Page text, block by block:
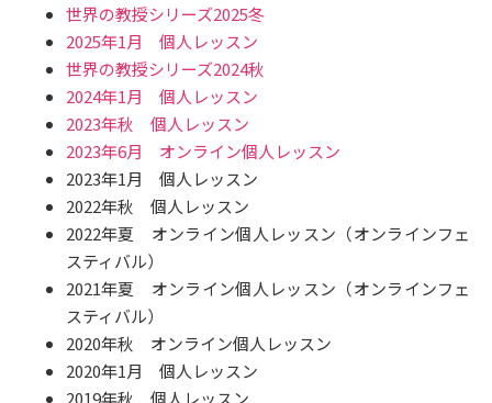
世界の教授シリーズ2025冬
2025年1月 個人レッスン
世界の教授シリーズ2024秋
2024年1月 個人レッスン
2023年秋 個人レッスン
2023年6月 オンライン個人レッスン
2023年1月 個人レッスン
2022年秋 個人レッスン
2022年夏 オンライン個人レッスン（オンラインフェ
スティバル）
2021年夏 オンライン個人レッスン（オンラインフェ
スティバル）
2020年秋 オンライン個人レッスン
2020年1月 個人レッスン
2019年秋 個人レッスン